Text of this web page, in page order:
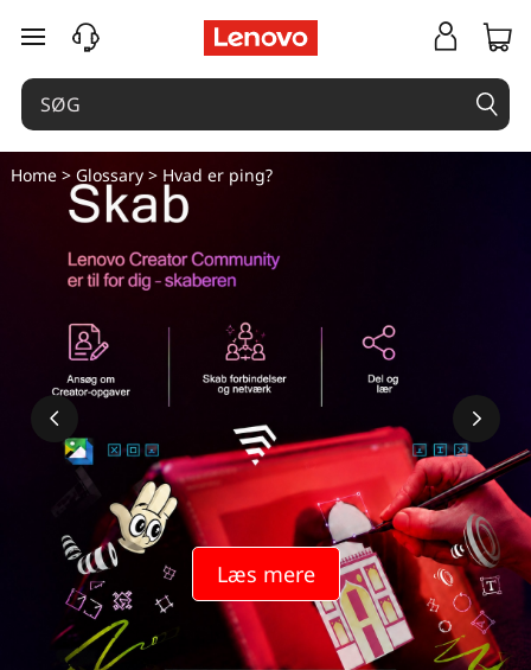
spring til hovedindhold
Læs mere
Home> Glossary> Hvad er ping?